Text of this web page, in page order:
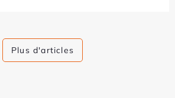
Plus d'articles